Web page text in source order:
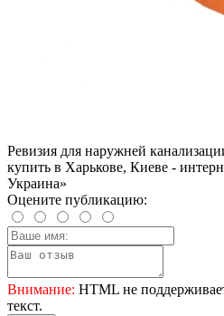
Ревизия для наружней
купить в Харькове, Киеве -
Украина»
Оцените публикацию:
Внимание: HTML не
текст.